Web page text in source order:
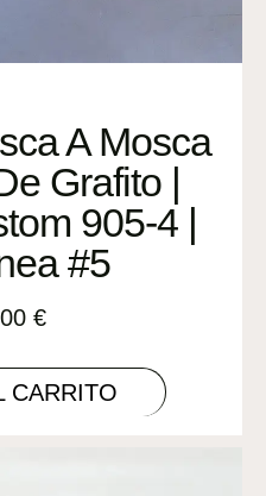
A Mosca
Grafito |
905-4 |
#5
€
CARRITO